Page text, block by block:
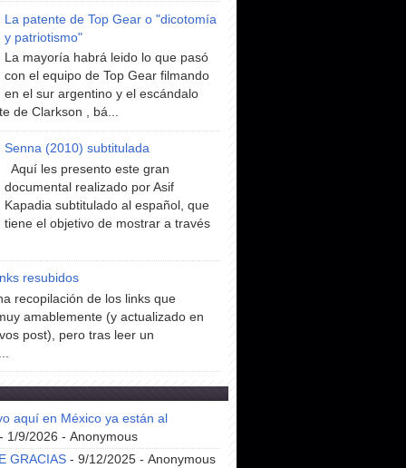
La patente de Top Gear o "dicotomía
y patriotismo"
La mayoría habrá leido lo que pasó
con el equipo de Top Gear filmando
en el sur argentino y el escándalo
de Clarkson , bá...
Senna (2010) subtitulada
Aquí les presento este gran
documental realizado por Asif
Kapadia subtitulado al español, que
tiene el objetivo de mostrar a través
resubidos
recopilación de los links que
amablemente (y actualizado en
post), pero tras leer un
aquí en México ya están al
1/9/2026 - Anonymous
GRACIAS - 9/12/2025 - Anonymous